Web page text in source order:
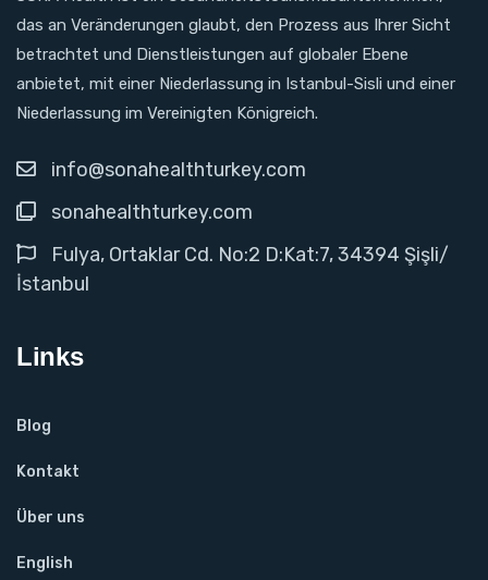
das an Veränderungen glaubt, den Prozess aus Ihrer Sicht
betrachtet und Dienstleistungen auf globaler Ebene
anbietet, mit einer Niederlassung in Istanbul-Sisli und einer
Niederlassung im Vereinigten Königreich.
info@sonahealthturkey.com
sonahealthturkey.com
Fulya, Ortaklar Cd. No:2 D:Kat:7, 34394 Şişli/
İstanbul
Links
Blog
Kontakt
Über uns
English